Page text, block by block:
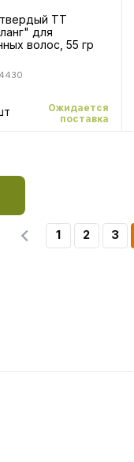
ТТ
для
волос, 55 гр
Ожидается
поставка
1 2 3